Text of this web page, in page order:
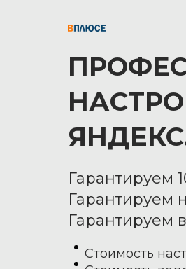
Гарантируем
Гарантируем
Гарантируем
Стоимость